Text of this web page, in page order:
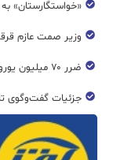
«خواستگارستان»
وزیر صمت عازم
ضرر ۷۰ میلیون یورویی بروکسل ایرلاینز از جنگ علیه ایران
جزئیات گفت‌وگوی